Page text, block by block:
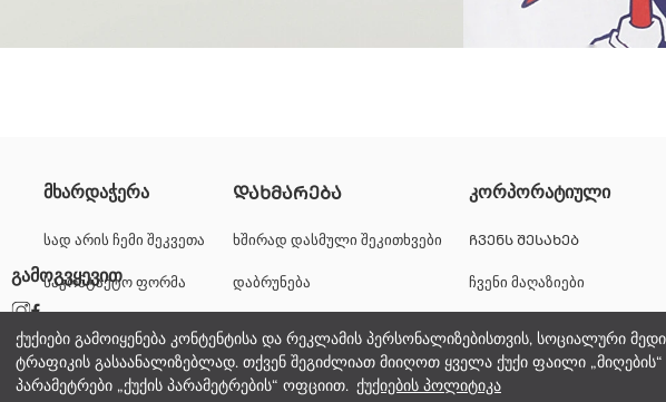
ქუქიები გამოიყენება კონტენტისა და რეკლამის პერსონალიზებისთვის, სოციალური
ტრაფიკის გასაანალიზებლად. თქვენ შეგიძლიათ მიიღოთ ყველა ქუქი ფაილი
პარამეტრები „ქუქის პარამეტრების“ ოფციით. ქუქიების პოლიტიკა
წარმოშობის ქვეყანა:
გამყიდველი:
ბრენდი:
სქესი:
სტილი:
ქსოვილი:
სისქე:
მხარდაჭერა
სად არის ჩემი შეკვეთა
საკონტაქტო ფორმა
ᲓᲐᲮᲛᲐᲠᲔᲑᲐ
ხშირად დასმული შეკითხვები
დაბრუნება
კორპორატიული
ᲩᲕᲔᲜᲡ ᲨᲔᲡᲐᲮᲔᲑ
ჩვენი მაღაზიები
კორპორატიული
გამოგვყევით